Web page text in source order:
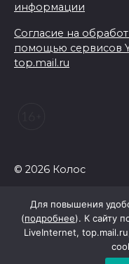
информации
Согласие на
помощью сервисов
top.mail.ru
© 2026 Колос
Для повышения
(подробнее). К сайту
LiveInternet,